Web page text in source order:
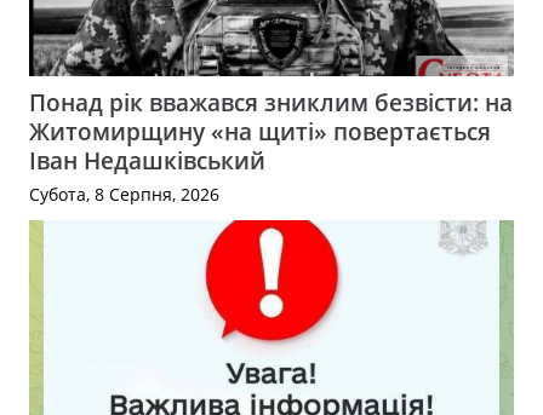
Понад рік вважався зниклим безвісти: на
Житомирщину «на щиті» повертається
Іван Недашківський
Субота, 8 Серпня, 2026